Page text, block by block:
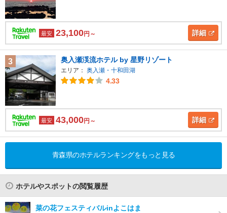
最安 23,100円～ 詳細
3 奥入瀬渓流ホテル by 星野リゾート
エリア： 奥入瀬・十和田湖
4.33
最安 43,000円～ 詳細
青森県のホテルランキングをもっと見る
ホテルやスポットの閲覧履歴
菜の花フェスティバルinよこはま